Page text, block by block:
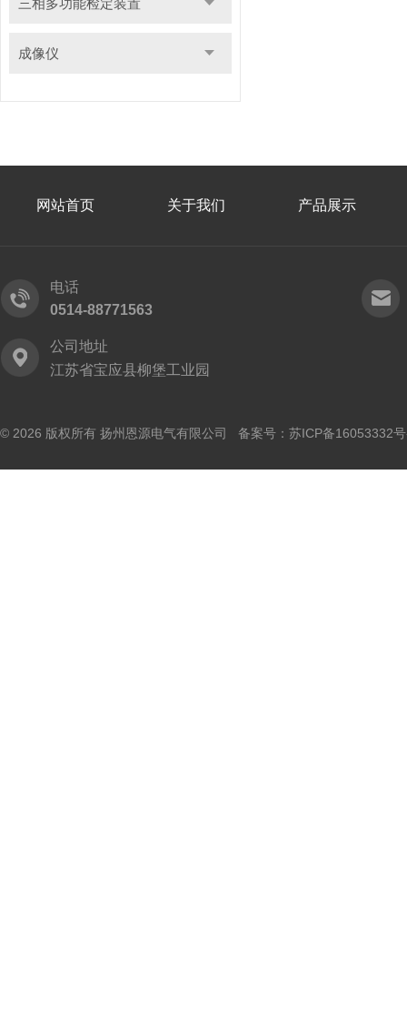
三相多功能检定装置
成像仪
网站首页 关于我们 产品展示
电话
0514-88771563
公司地址
江苏省宝应县柳堡工业园
© 2026 版权所有 扬州恩源电气有限公司 备案号： 苏ICP备16053332